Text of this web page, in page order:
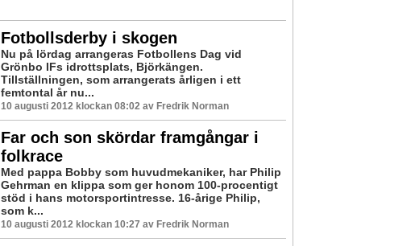
Fotbollsderby i skogen
Nu på lördag arrangeras Fotbollens Dag vid
Grönbo IFs idrottsplats, Björkängen.
Tillställningen, som arrangerats årligen i ett
femtontal år nu...
10 augusti 2012 klockan 08:02 av Fredrik Norman
Far och son skördar framgångar i
folkrace
Med pappa Bobby som huvudmekaniker, har Philip
Gehrman en klippa som ger honom 100-procentigt
stöd i hans motorsportintresse. 16-årige Philip,
som k...
10 augusti 2012 klockan 10:27 av Fredrik Norman